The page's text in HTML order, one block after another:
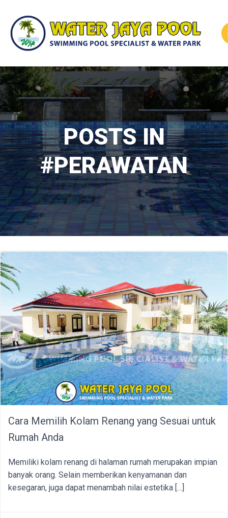
content
POSTS IN
#PERAWATAN
Cara Memilih Kolam Renang yang Sesuai untuk
Rumah Anda
Memiliki kolam renang di halaman rumah merupakan impian
banyak orang. Selain memberikan kenyamanan dan
kesegaran, juga dapat menambah nilai estetika […]